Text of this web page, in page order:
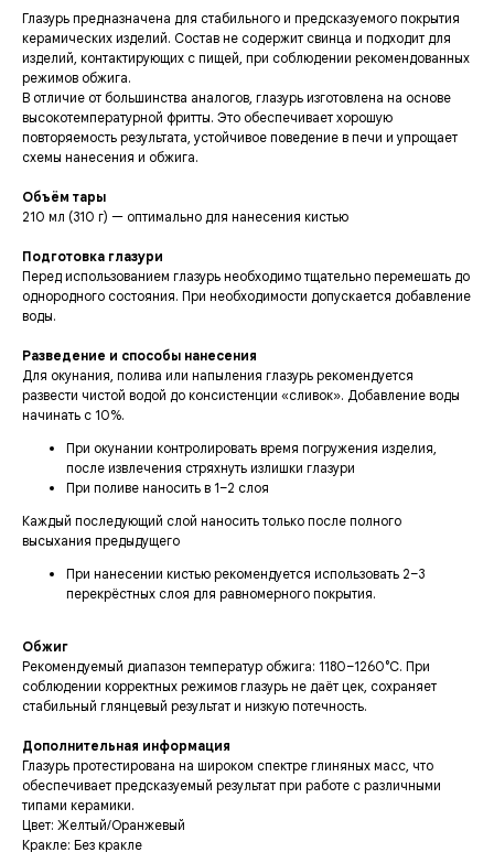
Глазурь предназначена для стабильного и предсказуемого покрытия
керамических изделий. Состав не содержит свинца и подходит для
изделий, контактирующих с пищей, при соблюдении рекомендованных
режимов обжига.
В отличие от большинства аналогов, глазурь изготовлена на основе
высокотемпературной фритты. Это обеспечивает хорошую
повторяемость результата, устойчивое поведение в печи и упрощает
схемы нанесения и обжига.
Объём тары
210 мл (310 г) — оптимально для нанесения кистью
Подготовка глазури
Перед использованием глазурь необходимо тщательно перемешать до
однородного состояния. При необходимости допускается добавление
воды.
Разведение и способы нанесения
Для окунания, полива или напыления глазурь рекомендуется
развести чистой водой до консистенции «сливок». Добавление воды
начинать с 10%.
При окунании контролировать время погружения изделия,
после извлечения стряхнуть излишки глазури
При поливе наносить в 1–2 слоя
Каждый последующий слой наносить только после полного
высыхания предыдущего
При нанесении кистью рекомендуется использовать 2–3
перекрёстных слоя для равномерного покрытия.
Обжиг
Рекомендуемый диапазон температур обжига: 1180–1260°C. При
соблюдении корректных режимов глазурь не даёт цек, сохраняет
стабильный глянцевый результат и низкую потечность.
Дополнительная информация
Глазурь протестирована на широком спектре глиняных масс, что
обеспечивает предсказуемый результат при работе с различными
типами керамики.
Цвет: Желтый/Оранжевый
Кракле: Без кракле